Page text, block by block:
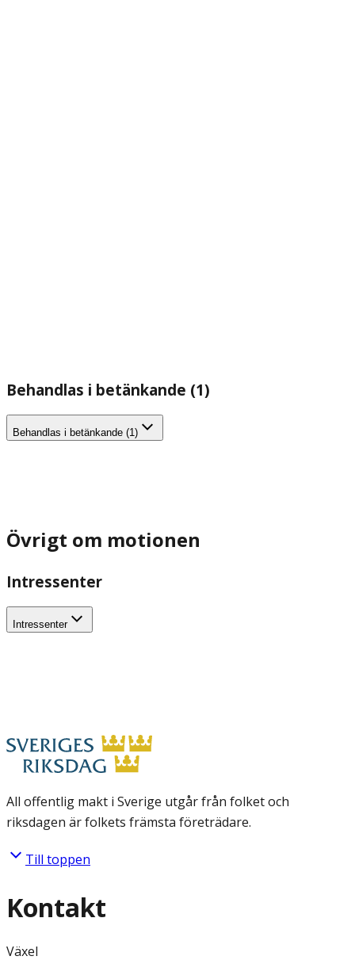
Behandlas i betänkande (1)
Behandlas i betänkande (1)
Övrigt om motionen
Intressenter
Intressenter
All offentlig makt i Sverige utgår från folket och
riksdagen är folkets främsta företrädare.
Till toppen
Kontakt
Växel